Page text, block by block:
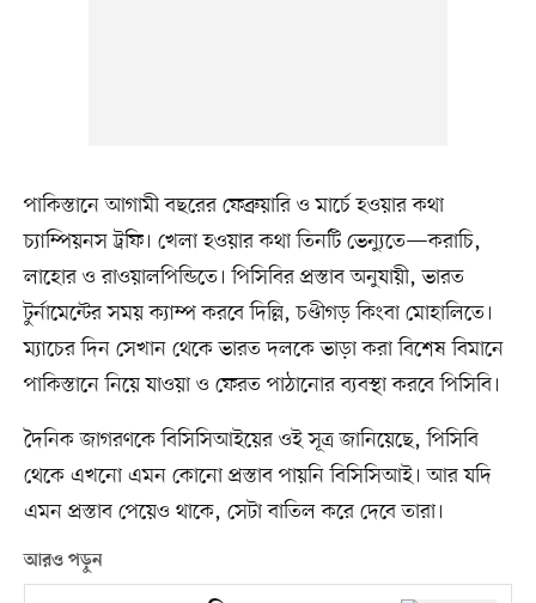
পাকিস্তানে আগামী বছরের ফেব্রুয়ারি ও মার্চে হওয়ার কথা
চ্যাম্পিয়নস ট্রফি। খেলা হওয়ার কথা তিনটি ভেন্যুতে—করাচি,
লাহোর ও রাওয়ালপিন্ডিতে। পিসিবির প্রস্তাব অনুযায়ী, ভারত
টুর্নামেন্টের সময় ক্যাম্প করবে দিল্লি, চণ্ডীগড় কিংবা মোহালিতে।
ম্যাচের দিন সেখান থেকে ভারত দলকে ভাড়া করা বিশেষ বিমানে
পাকিস্তানে নিয়ে যাওয়া ও ফেরত পাঠানোর ব্যবস্থা করবে পিসিবি।
দৈনিক জাগরণকে বিসিসিআইয়ের ওই সূত্র জানিয়েছে, পিসিবি
থেকে এখনো এমন কোনো প্রস্তাব পায়নি বিসিসিআই। আর যদি
এমন প্রস্তাব পেয়েও থাকে, সেটা বাতিল করে দেবে তারা।
আরও পড়ুন